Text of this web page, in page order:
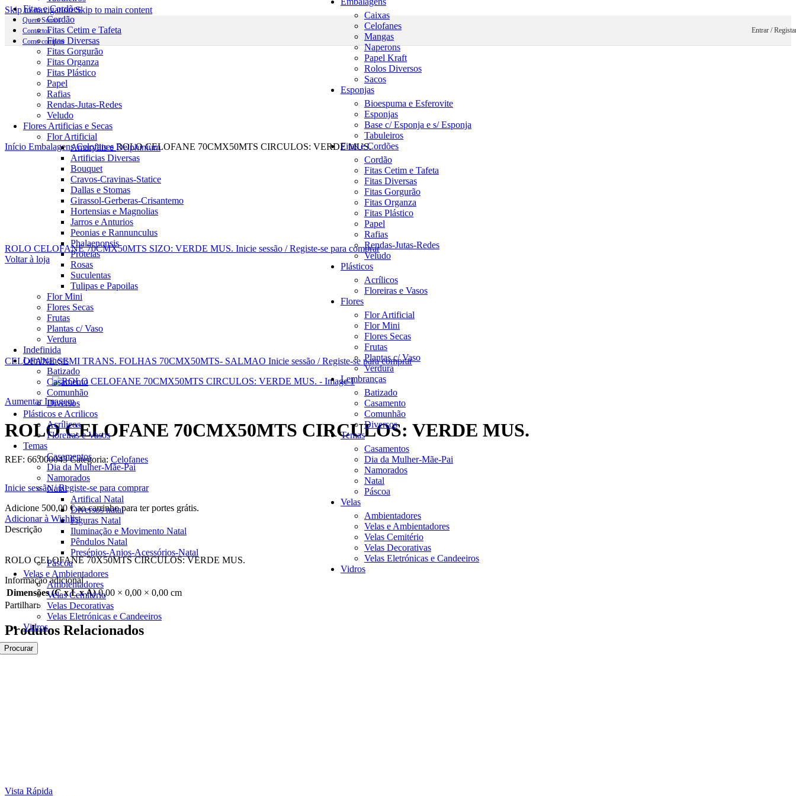
Skip to navigationSkip to main content
Quem Somos
Contactos
Como comprar
Entrar /
Fitas e Cordões
Cordão
Fitas Cetim e Tafeta
Fitas Diversas
Fitas Gorgurão
Fitas Organza
Fitas Plástico
Papel
Rafias
Rendas-Jutas-Redes
Veludo
Flores Artificias e Secas
Flor Artificial
Amaryllis e Delphinium
Artificias Diversas
Bouquet
Cravos-Cravinas-Statice
Dallas e Stomas
Girassol-Gerberas-Crisantemo
Hortensias e Magnolias
Jarros e Anturios
Peonias e Rannunculus
Phalaenopsis
Proteias
Rosas
Suculentas
Tulipas e Papoilas
Flor Mini
Flores Secas
Frutas
Plantas c/ Vaso
Verdura
Indefinida
Lembranças
Batizado
Casamento
Comunhão
Diversos
Plásticos e Acrilicos
Acrílicos
Floreiras e Vasos
Temas
Casamentos
Dia da Mulher-Mãe-Pai
Namorados
Natal
Artifical Natal
Diversos natal
Figuras Natal
Iluminação e Movimento Natal
Pêndulos Natal
Presépios-Anjos-Acessórios-Natal
Páscoa
Velas e Ambientadores
Ambientadores
Velas Cemitério
Velas Decorativas
Velas Eletrónicas e Candeeiros
Vidros
Procurar
Caixas
Celofanes
Mangas
Naperons
Papel Kraft
Rolos Diversos
Sacos
Esponjas
Bioespuma e Esferovite
Esponjas
Base c/ Esponja e s/ Esponja
Tabuleiros
Fitas e Cordões
Cordão
Fitas Cetim e Tafeta
Fitas Diversas
Fitas Gorgurão
Fitas Organza
Fitas Plástico
Papel
Rafias
Rendas-Jutas-Redes
Veludo
Plásticos
Acrílicos
Floreiras e Vasos
Flores
Flor Artificial
Flor Mini
Flores Secas
Frutas
Plantas c/ Vaso
Verdura
Lembranças
Batizado
Casamento
Comunhão
Diversos
Temas
Casamentos
Dia da Mulher-Mãe-Pai
Namorados
Natal
Páscoa
Velas
Ambientadores
Velas e Ambientadores
Velas Cemitério
Velas Decorativas
Velas Eletrónicas e Candeeiros
Vidros
Início EmbalagensCelofanes ROLO CELOFANE 70CMX50MTS CIRCULOS: VERDE MUS.
ROLO CELOFANE 70CMX50MTS SIZO: VERDE MUS. Inicie sessão / Registe-se para comprar
Voltar à loja
CELOFANE SEMI TRANS. FOLHAS 70CMX50MTS- SALMAO Inicie sessão / Registe-se para comprar
Aumentar Imagem
ROLO CELOFANE 70CMX50MTS CIRCULOS: VERDE MUS.
REF: 66.000043Categoria: Celofanes
Inicie sessão / Registe-se para comprar
Adicione 500,00 €ao carrinho para ter portes grátis.
Adicionar à Wishlist
Descrição
ROLO CELOFANE 70X50MTS CIRCULOS: VERDE MUS.
Informação adicional
Dimensões (C x L x A) 0,00 × 0,00 × 0,00 cm
Partilhar:
Produtos Relacionados
Vista Rápida